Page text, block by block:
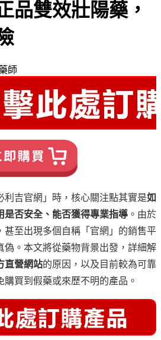
品雙效壯陽藥，
師
利吉官網」時，核心關注點其實是如
是否安全、能否獲得專業指導 。由於
甚至出現多個自稱「官網」的銷售平
偽。本文將從藥物背景出發，詳細解
直營網站的原因，以及目前較為可靠
購買到假藥或來歷不明的產品。